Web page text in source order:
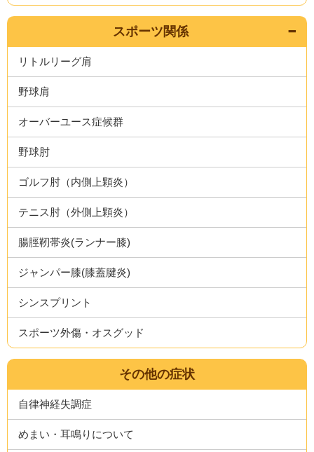
スポーツ関係
リトルリーグ肩
野球肩
オーバーユース症候群
野球肘
ゴルフ肘（内側上顆炎）
テニス肘（外側上顆炎）
腸脛靭帯炎(ランナー膝)
ジャンパー膝(膝蓋腱炎)
シンスプリント
スポーツ外傷・オスグッド
その他の症状
自律神経失調症
めまい・耳鳴りについて